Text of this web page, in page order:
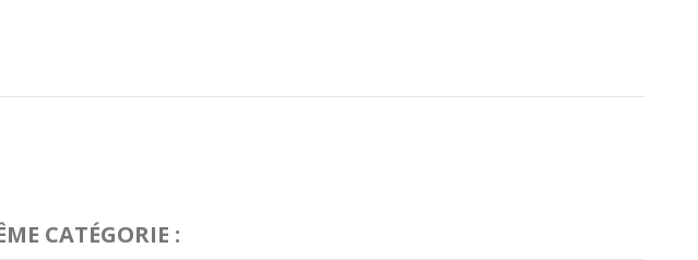
CATÉGORIE :